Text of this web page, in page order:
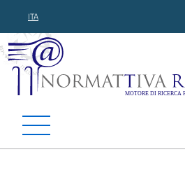
ITA
Normattiva